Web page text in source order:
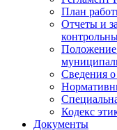
План
Отчеты и
Положение
Сведения о
Кодекс
Документы